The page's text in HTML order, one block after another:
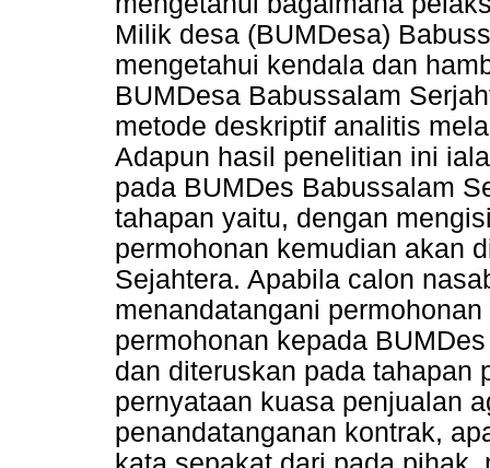
Milik desa (BUMDesa)
mengetahui kendala dan
BUMDesa Babussalam
metode deskriptif analitis
Adapun hasil penelitian ini
pada BUMDes Babussalam
tahapan yaitu, dengan
permohonan kemudian akan
Sejahtera. Apabila calon
menandatangani
permohonan kepada
dan diteruskan pada tahapan
pernyataan kuasa penjualan
penandatanganan kontrak,